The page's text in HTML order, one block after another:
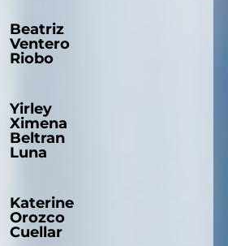
Beatriz
Ventero
Riobo
Yirley
Ximena
Beltran
Luna
Katerine
Orozco
Cuellar